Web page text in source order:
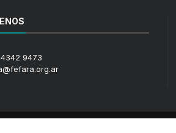
4342 9473